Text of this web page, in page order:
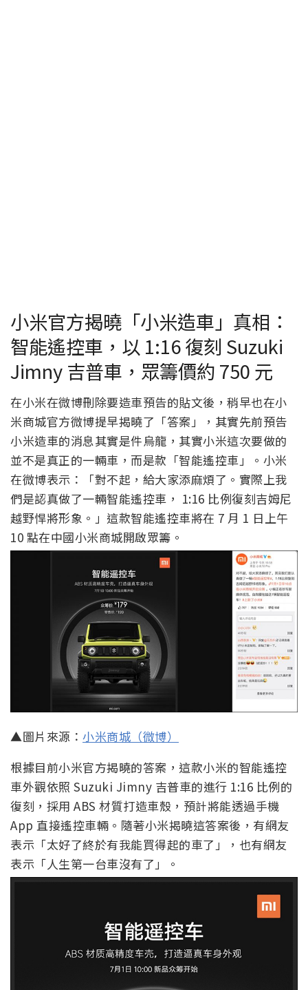
小米官方揭曉「小米造車」真相：
智能遙控車，以 1:16 復刻 Suzuki
Jimny 吉普車，眾籌價約 750 元
在小米在微博刪除要造車預告的貼文後，稍早也在小
米商城官方微博提早揭曉了「答案」，其實先前預告
小米造車的消息其實是件烏龍，其實小米這次要做的
並不是真正的一輛車，而是款「智能遙控車」。小米
在微博表示：「對不起，給大家添麻煩了。實際上我
們是認真做了一輛智能遙控車， 1:16 比例復刻吉姆尼
越野悍將形象。」這款智能遙控車將在 7 月 1 日上午
10 點在中國小米商城開啟眾籌。
▲圖片來源： 小米商城（微博）
根據目前小米官方揭曉的答案，這款小米的智能遙控
車外觀依照 Suzuki Jimny 吉普車的進行 1:16 比例的
復刻，採用 ABS 材質打造車殼，預計將能透過手機
App 直接遙控車輛。隨著小米揭曉這答案後，有網友
表示「太好了終於有我能買得起的車了」，也有網友
表示「人生第一台車沒有了」。